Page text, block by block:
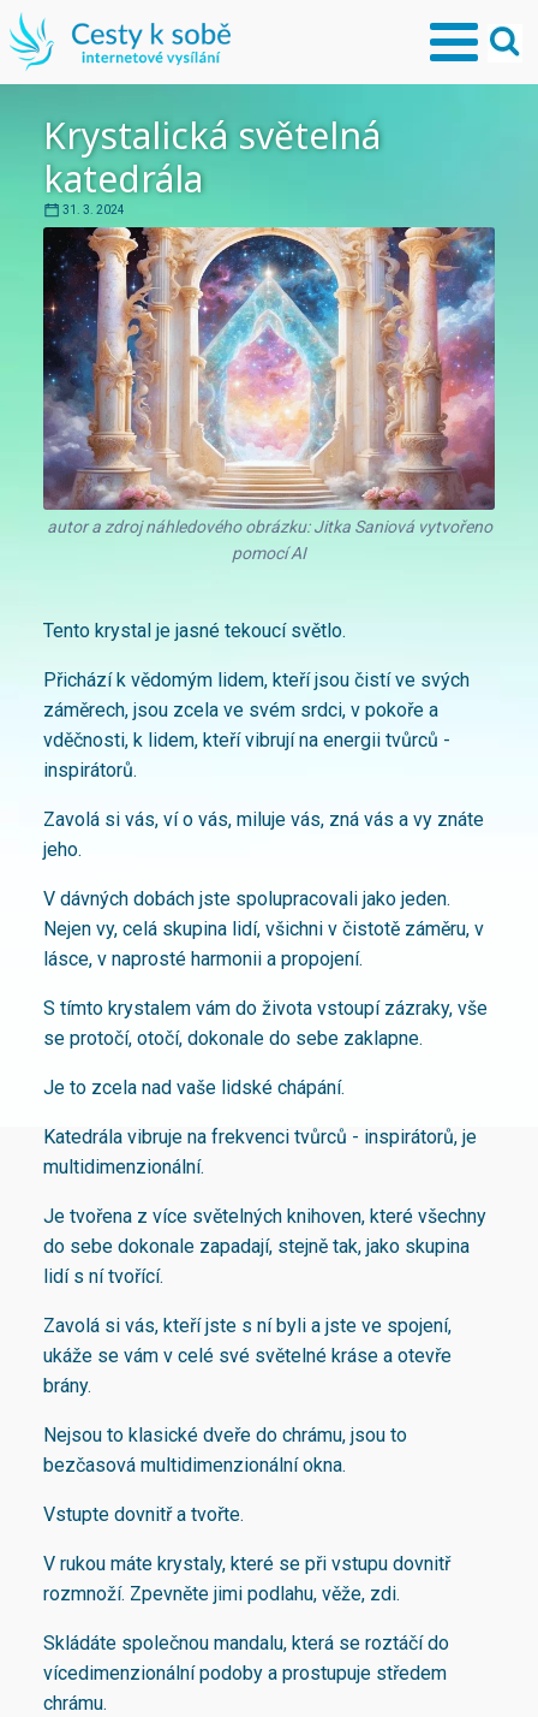
Krystalická světelná
katedrála
31. 3. 2024
autor a zdroj náhledového obrázku: Jitka Saniová vytvořeno
pomocí AI
Tento krystal je jasné tekoucí světlo.
Přichází k vědomým lidem, kteří jsou čistí ve svých
záměrech, jsou zcela ve svém srdci, v pokoře a
vděčnosti, k lidem, kteří vibrují na energii tvůrců -
inspirátorů.
Zavolá si vás, ví o vás, miluje vás, zná vás a vy znáte
jeho.
V dávných dobách jste spolupracovali jako jeden.
Nejen vy, celá skupina lidí, všichni v čistotě záměru, v
lásce, v naprosté harmonii a propojení.
S tímto krystalem vám do života vstoupí zázraky, vše
se protočí, otočí, dokonale do sebe zaklapne.
Je to zcela nad vaše lidské chápání.
Katedrála vibruje na frekvenci tvůrců - inspirátorů, je
multidimenzionální.
Je tvořena z více světelných knihoven, které všechny
do sebe dokonale zapadají, stejně tak, jako skupina
lidí s ní tvořící.
Zavolá si vás, kteří jste s ní byli a jste ve spojení,
ukáže se vám v celé své světelné kráse a otevře
brány.
Nejsou to klasické dveře do chrámu, jsou to
bezčasová multidimenzionální okna.
Vstupte dovnitř a tvořte.
V rukou máte krystaly, které se při vstupu dovnitř
rozmnoží. Zpevněte jimi podlahu, věže, zdi.
Skládáte společnou mandalu, která se roztáčí do
vícedimenzionální podoby a prostupuje středem
chrámu.